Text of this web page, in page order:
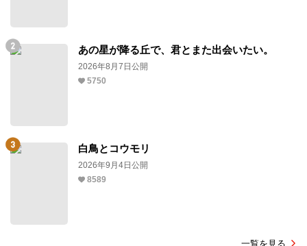
あの星が降る丘で、君とまた出会いたい。
2026年8月7日公開
5750
白鳥とコウモリ
2026年9月4日公開
8589
一覧を見る